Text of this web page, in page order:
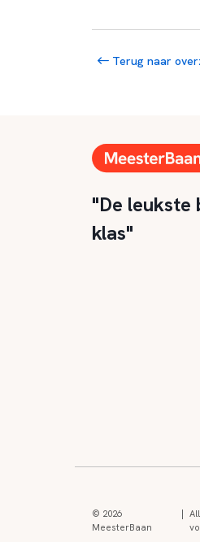
Terug naar
"De leukste
klas"
© 2026
MeesterBaan